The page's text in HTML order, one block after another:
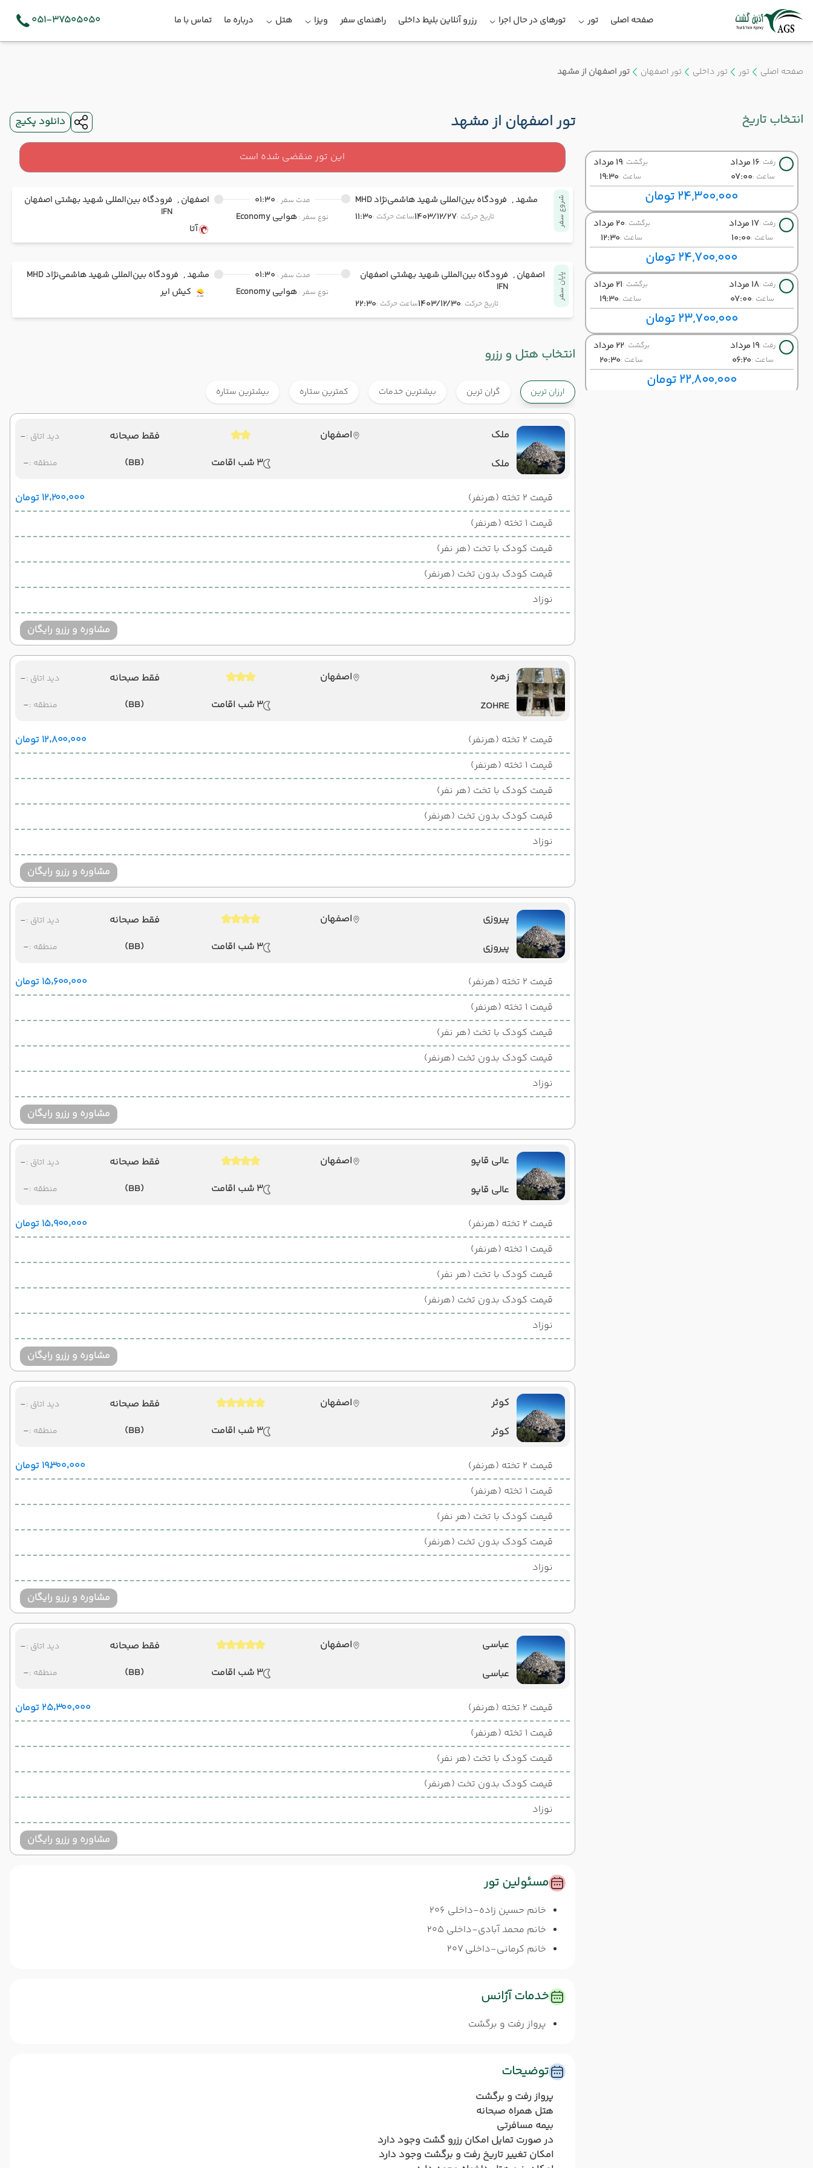
صفحه اصلی تور تورهای در حال اجرا رزرو آنلاین بلیط داخلی راهنمای سفر ویزا هتل درباره ما تماس با ما 051-37505050
صفحه اصلی تور تور داخلی تور اصفهان تور اصفهان از مشهد
انتخاب تاریخ
رفت :16 مرداد
ساعت :07:00
برگشت :19 مرداد
ساعت :19:30
24,300,000 تومان
رفت :17 مرداد
ساعت :10:00
برگشت :20 مرداد
ساعت :12:30
24,700,000 تومان
رفت :18 مرداد
ساعت :07:00
برگشت :21 مرداد
ساعت :19:30
23,700,000 تومان
رفت :19 مرداد
ساعت :06:20
برگشت :22 مرداد
ساعت :20:30
22,800,000 تومان
تور اصفهان از مشهد دانلود پکیج
این تور منقضی شده است
شروع سفر مشهد , فرودگاه بین‌المللی شهید هاشمی‌نژاد MHD
تاریخ حرکت :1403/12/27ساعت حرکت :11:30
مدت سفر : 01:30
نوع سفر : هوایی
اصفهان , فرودگاه بین‌المللی شهید بهشتی اصفهان
IFN
آتا
پایان سفر اصفهان , فرودگاه بین‌المللی شهید بهشتی اصفهان
IFN
تاریخ حرکت :1403/12/30ساعت حرکت :22:30
مدت سفر : 01:30
نوع سفر : هوایی
مشهد , فرودگاه بین‌المللی شهید هاشمی‌نژاد MHD
کیش ایر
انتخاب هتل و رزرو
ارزان ترین گران ترین بیشترین خدمات کمترین ستاره بیشترین ستاره
ملک
اصفهان
ملک
3 شب اقامت
فقط صبحانه
(BB)
دید اتاق :-
منطقه :-
قیمت 2 تخته (هرنفر)
۱۲٬۲۰۰٬۰۰۰ تومان
قیمت 1 تخته (هرنفر)
قیمت کودک با تخت (هر نفر)
قیمت کودک بدون تخت (هرنفر)
نوزاد
مشاوره و رزرو رایگان
زهره
اصفهان
ZOHRE
3 شب اقامت
فقط صبحانه
(BB)
دید اتاق :-
منطقه :-
قیمت 2 تخته (هرنفر)
۱۲٬۸۰۰٬۰۰۰ تومان
قیمت 1 تخته (هرنفر)
قیمت کودک با تخت (هر نفر)
قیمت کودک بدون تخت (هرنفر)
نوزاد
مشاوره و رزرو رایگان
پیروزی
اصفهان
پیروزی
3 شب اقامت
فقط صبحانه
(BB)
دید اتاق :-
منطقه :-
قیمت 2 تخته (هرنفر)
۱۵٬۶۰۰٬۰۰۰ تومان
قیمت 1 تخته (هرنفر)
قیمت کودک با تخت (هر نفر)
قیمت کودک بدون تخت (هرنفر)
نوزاد
مشاوره و رزرو رایگان
عالی قاپو
اصفهان
عالی قاپو
3 شب اقامت
فقط صبحانه
(BB)
دید اتاق :-
منطقه :-
قیمت 2 تخته (هرنفر)
۱۵٬۹۰۰٬۰۰۰ تومان
قیمت 1 تخته (هرنفر)
قیمت کودک با تخت (هر نفر)
قیمت کودک بدون تخت (هرنفر)
نوزاد
مشاوره و رزرو رایگان
کوثر
اصفهان
کوثر
3 شب اقامت
فقط صبحانه
(BB)
دید اتاق :-
منطقه :-
قیمت 2 تخته (هرنفر)
۱۹٬۳۰۰٬۰۰۰ تومان
قیمت 1 تخته (هرنفر)
قیمت کودک با تخت (هر نفر)
قیمت کودک بدون تخت (هرنفر)
نوزاد
مشاوره و رزرو رایگان
عباسی
اصفهان
عباسی
3 شب اقامت
فقط صبحانه
(BB)
دید اتاق :-
منطقه :-
قیمت 2 تخته (هرنفر)
۲۵٬۳۰۰٬۰۰۰ تومان
قیمت 1 تخته (هرنفر)
قیمت کودک با تخت (هر نفر)
قیمت کودک بدون تخت (هرنفر)
نوزاد
مشاوره و رزرو رایگان
مسئولین تور
خانم حسین زاده-داخلی 206
خانم محمد آبادی-داخلی 205
خانم کرمانی-داخلی 207
خدمات آژانس
پرواز رفت و برگشت
توضیحات
پرواز رفت و برگشت
هتل همراه صبحانه
بیمه مسافرتی
در صورت تمایل امکان رزرو گشت وجود دارد
امکان تغییر تاریخ رفت و برگشت وجود دارد